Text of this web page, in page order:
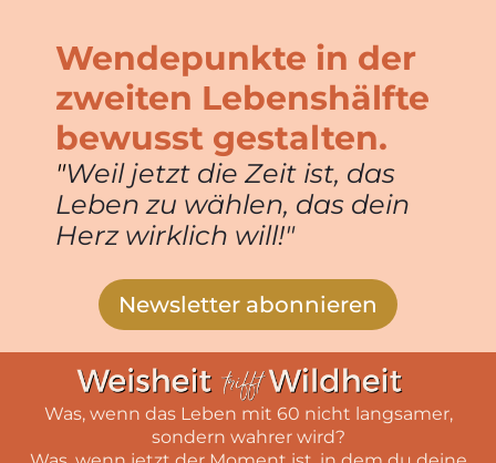
Wendepunkte in der
zweiten Lebenshälfte
bewusst gestalten.
"Weil jetzt die Zeit ist, das
Leben zu wählen, das dein
Herz wirklich will!"
Newsletter abonnieren
Was, wenn das Leben mit 60 nicht langsamer,
sondern wahrer wird?